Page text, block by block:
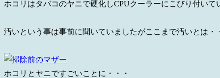
ホコリはタバコのヤニで硬化しCPUクーラーにこびり付いて
汚いという事は事前に聞いていましたがここまで汚いとは・
ホコリとヤニですごいことに・・・